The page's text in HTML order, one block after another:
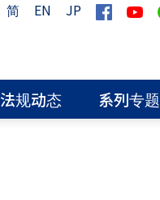
简 EN
JP
法规动态 系列专题